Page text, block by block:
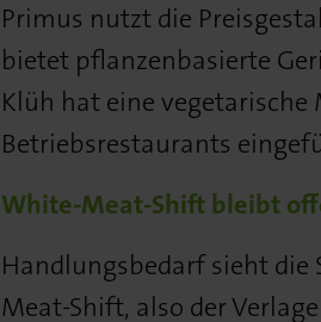
Primus nutzt die
bietet pflanzenbasierte
Klüh hat eine
Betriebsrestaurants
White-Meat-Shift bleibt
Handlungsbedarf sieht
Meat-Shift, also der